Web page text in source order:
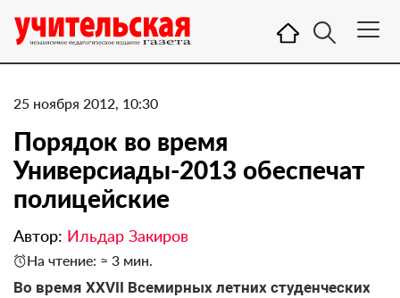
25 ноября 2012, 10:30
Порядок во время
Универсиады-2013 обеспечат
полицейские
Автор: Ильдар Закиров
На чтение: ≈ 3 мин.
Во время XXVII Всемирных летних студенческих